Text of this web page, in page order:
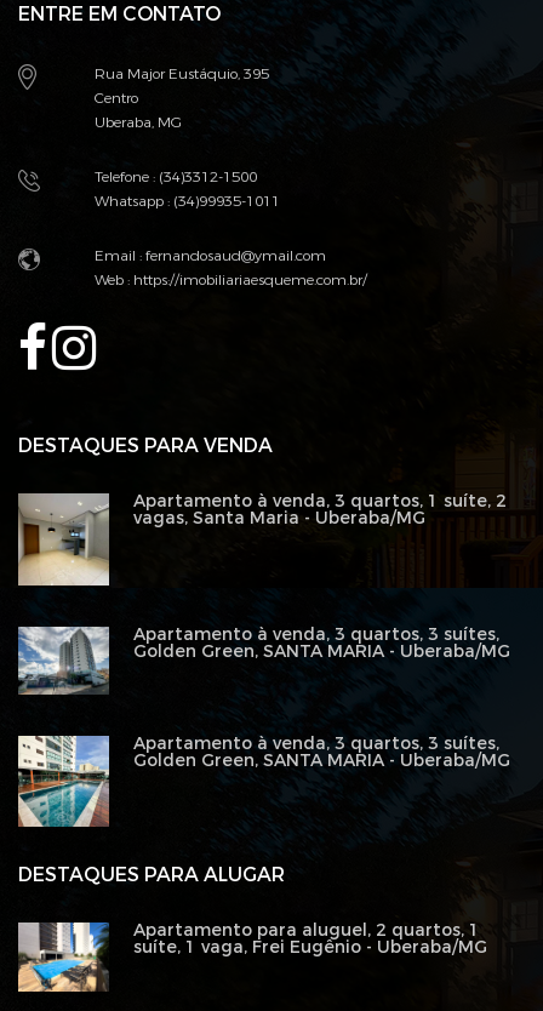
ENTRE EM CONTATO
Rua Major Eustáquio, 395
Centro
Uberaba, MG
Telefone : (34)3312-1500
Whatsapp : (34)99935-1011
Email : fernandosaud@ymail.com
Web :https://imobiliariaesqueme.com.br/
DESTAQUES PARA ALUGAR
Apartamento para aluguel, 2 quartos, 1
suíte, 1 vaga, Frei Eugênio - Uberaba/MG
DESTAQUES PARA VENDA
Apartamento à venda, 3 quartos, 1 suíte, 2
vagas, Santa Maria - Uberaba/MG
Apartamento à venda, 3 quartos, 3 suítes,
Golden Green, SANTA MARIA - Uberaba/MG
Apartamento à venda, 3 quartos, 3 suítes,
Golden Green, SANTA MARIA - Uberaba/MG